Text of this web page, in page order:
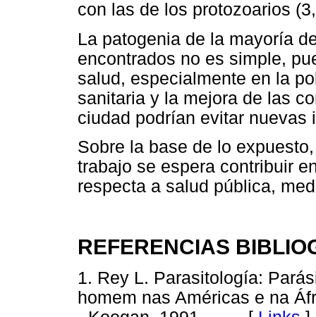
con las de los protozoarios
La patogenia de la mayoría
encontrados no es simple,
salud, especialmente en la
sanitaria y la mejora de las
ciudad podrían evitar nuevas
Sobre la base de lo
trabajo se espera contribuir
respecta a salud pública,
REFERENCIAS
1. Rey L. Parasitología:
homem nas Américas e na